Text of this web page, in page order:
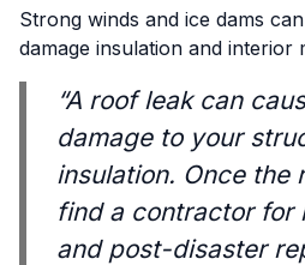
Strong winds and ice dams
damage insulation and interior
“A roof leak can
damage to your
insulation. Once the
find a contractor for
and post-disaster